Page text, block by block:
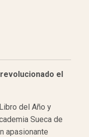
el
del Año y
Sueca de
apasionante